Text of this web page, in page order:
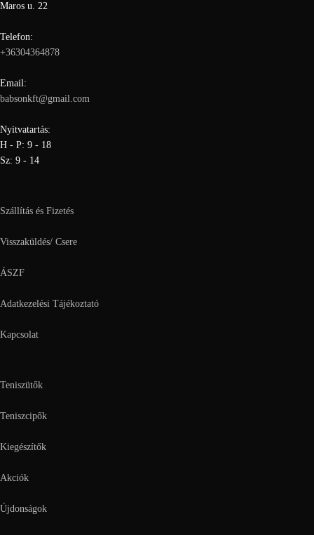
Maros u. 22
Telefon:
+36304364878
Email:
babsonkft@gmail.com
Nyitvatartás:
H - P: 9 - 18
Sz: 9 - 14
Szállítás és Fizetés
Visszaküldés/ Csere
ÁSZF
Adatkezelési Tájékoztató
Kapcsolat
Teniszütők
Teniszcipők
Kiegészítők
Akciók
Újdonságok